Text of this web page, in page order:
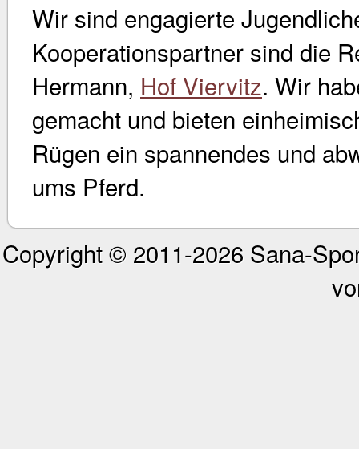
Wir sind engagierte
Kooperationspartner sind die
Hermann, Hof Viervitz. Wir
gemacht und bieten
Rügen ein spannendes und
ums Pferd.
Copyright © 2011-2026 Sana-